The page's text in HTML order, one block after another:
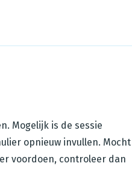
Mogelijk is de sessie
opnieuw invullen. Mocht
voordoen, controleer dan